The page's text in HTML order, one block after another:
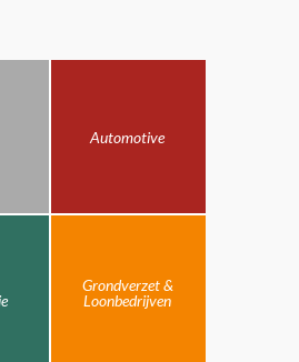
Automotive
Grondverzet &
Loonbedrijven